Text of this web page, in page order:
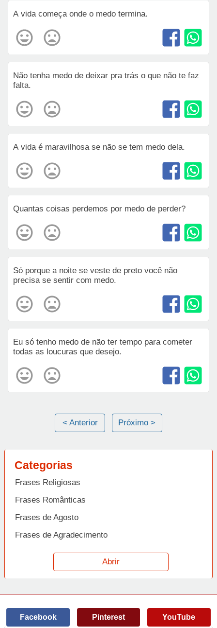
A vida começa onde o medo termina.
Não tenha medo de deixar pra trás o que não te faz
falta.
A vida é maravilhosa se não se tem medo dela.
Quantas coisas perdemos por medo de perder?
Só porque a noite se veste de preto você não
precisa se sentir com medo.
Eu só tenho medo de não ter tempo para cometer
todas as loucuras que desejo.
< Anterior Próximo >
Categorias
Frases Religiosas
Frases Românticas
Frases de Agosto
Frases de Agradecimento
Frases de Amizade
Frases de Amor
Frases de Arrependimento
Abrir
Facebook Pinterest YouTube